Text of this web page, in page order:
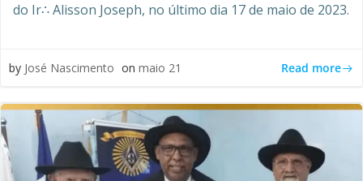
do Ir∴ Alisson Joseph, no último dia 17 de maio de 2023.
by José Nascimento on maio 21 Read more